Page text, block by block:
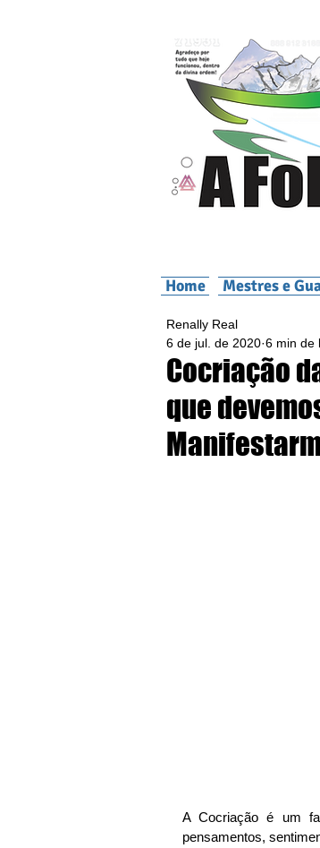
Home Mestres e
Cocriação
que
Renally Real
6 de jul. de 2020 6 min de
A Cocriação é um
pensamentos,